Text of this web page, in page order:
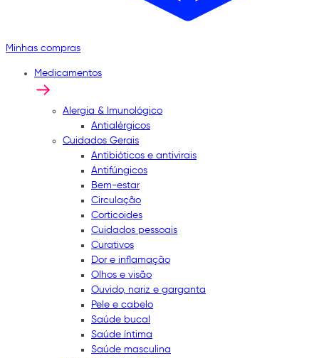
Minhas compras
Medicamentos
Alergia & Imunológico
Antialérgicos
Cuidados Gerais
Antibióticos e antivirais
Antifúngicos
Bem-estar
Circulação
Corticoides
Cuidados pessoais
Curativos
Dor e inflamação
Olhos e visão
Ouvido, nariz e garganta
Pele e cabelo
Saúde bucal
Saúde íntima
Saúde masculina